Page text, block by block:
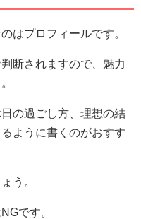
はプロフィールです。
断されますので、魅力
の過ごし方、理想の結
ように書くのがおすす
う。
です。